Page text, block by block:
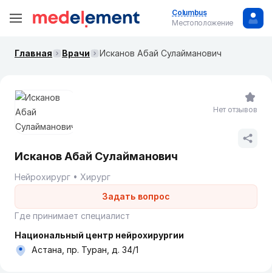
Columbus
Местоположение
Главная Врачи Исканов Абай Сулайманович
Исканов Абай Сулайманович
Нейрохирург
Хирург
Задать вопрос
Где принимает специалист
Национальный центр нейрохирургии
Астана, пр. Туран, д. 34/1
Нет отзывов